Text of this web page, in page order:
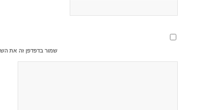
שמור בדפדפן זה את